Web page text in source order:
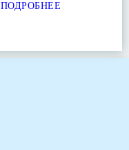
ПОДРОБНЕЕ